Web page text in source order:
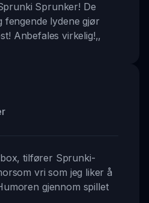
Sprunker! De
lydene gjør
Anbefales virkelig!,,
tilfører Sprunki-
vri som jeg liker å
gjennom spillet